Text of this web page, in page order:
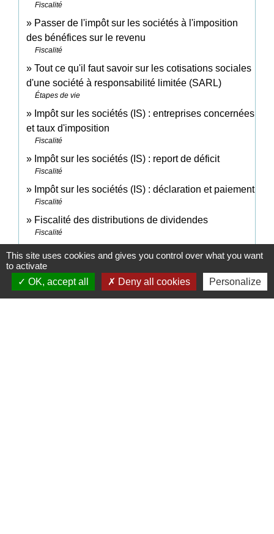
Fiscalité
Passer de l'impôt sur les sociétés à l'imposition
des bénéfices sur le revenu
Fiscalité
Tout ce qu'il faut savoir sur les cotisations sociales
d'une société à responsabilité limitée (SARL)
Étapes de vie
Impôt sur les sociétés (IS) : entreprises concernées
et taux d'imposition
Fiscalité
Impôt sur les sociétés (IS) : report de déficit
Fiscalité
Impôt sur les sociétés (IS) : déclaration et paiement
Fiscalité
Fiscalité des distributions de dividendes
Fiscalité
This site uses cookies and gives you control over what you want
to activate
OK, accept all
Deny all cookies Personalize